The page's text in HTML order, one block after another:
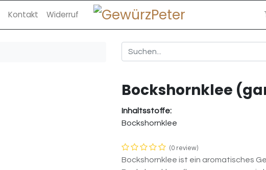
Kontakt Widerruf
Bockshornklee
Inhaltsstoffe:
Bockshornklee
(0 review)
Bockshornklee ist ein aromatisches